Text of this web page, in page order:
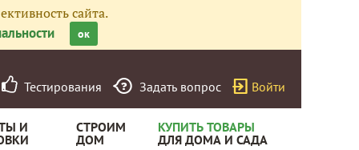
сайта.
ок
Тестирования Задать вопрос Войти
И
СТРОИМ
ДОМ
КУПИТЬ ТОВАРЫ
ДЛЯ ДОМА И САДА